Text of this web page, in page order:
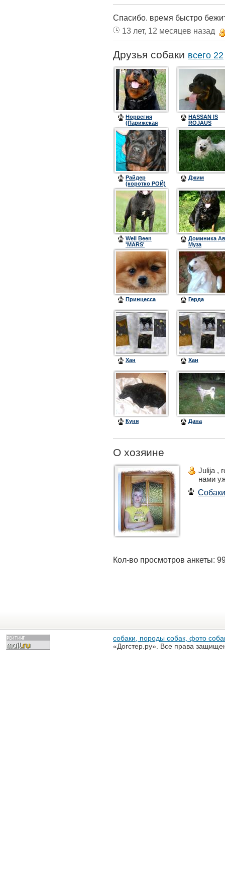
Спасибо. время быстро
13 лет, 12 месяцев назад
Друзья собаки всего 22
Норвегия
(Парижская
История)
HASSAN IS
ROJAUS
SLENIO
Райдер
(коротко РОЙ)
Джим
Well Been
'MARS'
Доминика
Муза
Принцесса Герда
Хан Хан
Куня Дана
О хозяине
Julija ,
нами
Собаки
Кол-во просмотров анкеты:
собаки, породы собак, фото
«Догстер.ру». Все права